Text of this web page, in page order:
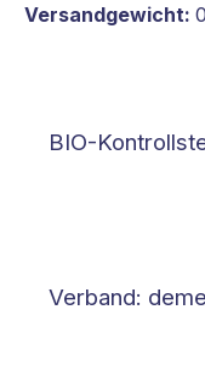
Versandgewicht:
BIO-
Verband: